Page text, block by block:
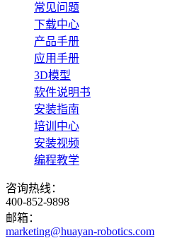
常见问题
下载中心
产品手册
应用手册
3D模型
软件说明书
安装指南
培训中心
安装视频
编程教学
咨询热线：
400-852-9898
邮箱：
marketing@huayan-robotics.com